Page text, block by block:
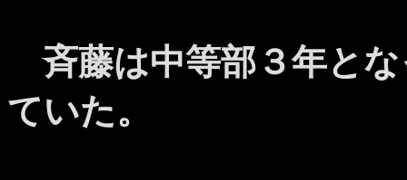
斉藤は中等部３年と
ていた。